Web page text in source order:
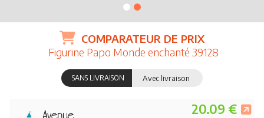
COMPARATEUR DE PRIX
Figurine Papo Monde enchanté 39128
SANS LIVRAISON Avec livraison
20.09 €